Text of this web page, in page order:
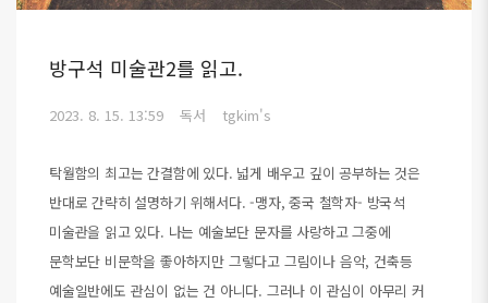
방구석 미술관2를 읽고.
2023. 8. 15. 13:59 독서 tgkim's
탁월함의 최고는 간결함에 있다. 넓게 배우고 깊이 공부하는 것은
반대로 간략히 설명하기 위해서다. -맹자, 중국 철학자- 방국석
미술관을 읽고 있다. 나는 예술보단 문자를 사랑하고 그중에
문학보단 비문학을 좋아하지만 그렇다고 그림이나 음악, 건축등
예술일반에도 관심이 없는 건 아니다. 그러나 이 관심이 아무리 커